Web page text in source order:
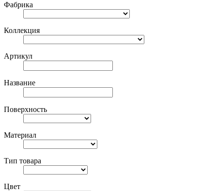
Фабрика
Коллекция
Артикул
Название
Поверхность
Материал
Тип товара
Цвет